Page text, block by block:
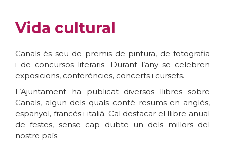
Vida cultural
Canals és seu de premis de pintura, de fotografia
i de concursos literaris. Durant l’any se celebren
exposicions, conferències, concerts i cursets.
L’Ajuntament ha publicat diversos llibres sobre
Canals, algun dels quals conté resums en anglés,
espanyol, francés i italià. Cal destacar el llibre anual
de festes, sense cap dubte un dels millors del
nostre país.